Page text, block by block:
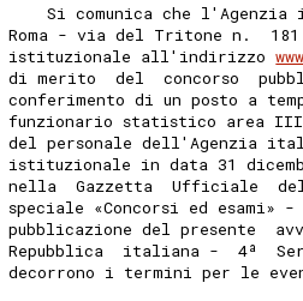
Si comunica che l'Agenzia
Roma - via del Tritone n.
istituzionale all'indirizzo
di merito  del  concorso
conferimento di un posto a
funzionario statistico area III
del personale dell'Agenzia
istituzionale in data 31
nella  Gazzetta  Ufficiale
speciale «Concorsi ed
pubblicazione del presente
Repubblica  italiana -  4ª
decorrono i termini per le